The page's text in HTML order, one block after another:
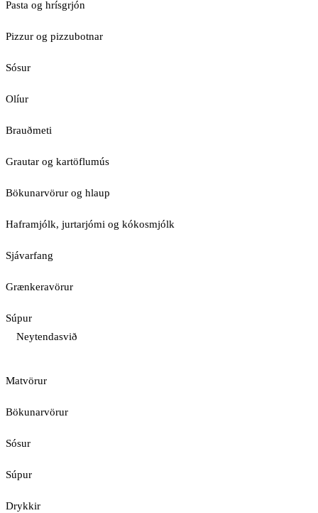
Pasta og hrísgrjón
Pizzur og pizzubotnar
Sósur
Olíur
Brauðmeti
Grautar og kartöflumús
Bökunarvörur og hlaup
Haframjólk, jurtarjómi og kókosmjólk
Sjávarfang
Grænkeravörur
Súpur
Neytendasvið
Matvörur
Bökunarvörur
Sósur
Súpur
Drykkir